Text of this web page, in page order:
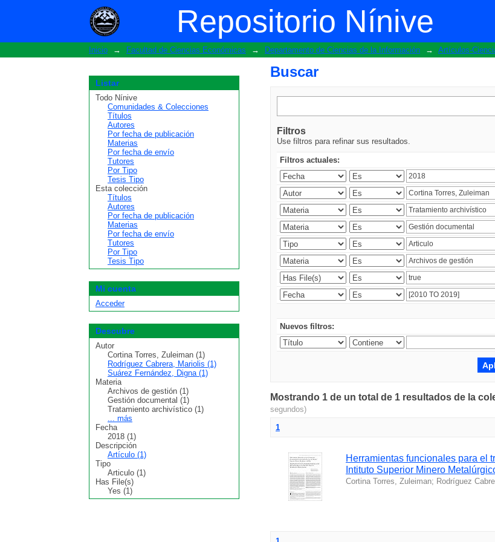
Repositorio Nínive
Buscar
Inicio → Facultad de Ciencias Económicas → Departamento de Ciencias de la Información → Artículos-
Buscar
Filtros
Use filtros para refinar sus resultados.
Filtros actuales:
Nuevos filtros:
Mostrando 1 de un total de 1 resultados de la
segundos)
1
Herramientas funcionales para el
Intituto Superior Minero
Cortina Torres, Zuleiman; Rodríguez
Listar
Todo Nínive
Comunidades & Colecciones
Títulos
Autores
Por fecha de publicación
Materias
Por fecha de envío
Tutores
Por Tipo
Tesis Tipo
Esta colección
Títulos
Autores
Por fecha de publicación
Materias
Por fecha de envío
Tutores
Por Tipo
Tesis Tipo
Mi cuenta
Acceder
Descubre
Autor
Cortina Torres, Zuleiman (1)
Rodríguez Cabrera, Mariolis (1)
Suárez Fernández, Digna (1)
Materia
Archivos de gestión (1)
Gestión documental (1)
Tratamiento archivístico (1)
... más
Fecha
2018 (1)
Descripción
Artículo (1)
Tipo
Articulo (1)
Has File(s)
Yes (1)